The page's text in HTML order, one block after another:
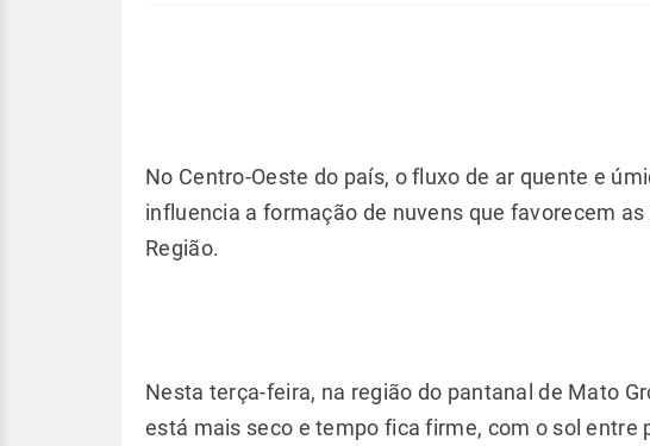
No Centro-Oeste do país, o fluxo de ar quente e
influencia a formação de nuvens que favorecem
Região.
Nesta terça-feira, na região do pantanal de Mato
está mais seco e tempo fica firme, com o sol entre